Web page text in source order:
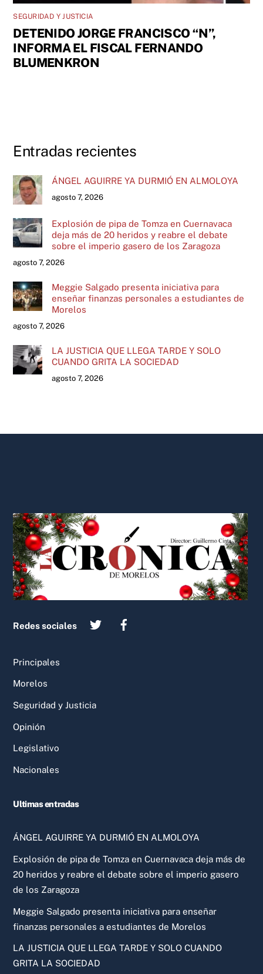
SEGURIDAD Y JUSTICIA
DETENIDO JORGE FRANCISCO “N”,
INFORMA EL FISCAL FERNANDO
BLUMENKRON
Entradas recientes
ÁNGEL AGUIRRE YA DURMIÓ EN ALMOLOYA
agosto 7, 2026
Explosión de pipa de Tomza en Cuernavaca
deja más de 20 heridos y reabre el debate
sobre el imperio gasero de los Zaragoza
agosto 7, 2026
Meggie Salgado presenta iniciativa para
enseñar finanzas personales a estudiantes de
Morelos
agosto 7, 2026
LA JUSTICIA QUE LLEGA TARDE Y SOLO
CUANDO GRITA LA SOCIEDAD
agosto 7, 2026
To
Top
Redes sociales
Principales
Morelos
Seguridad y Justicia
Opinión
Legislativo
Nacionales
Ultimas entradas
ÁNGEL AGUIRRE YA DURMIÓ EN ALMOLOYA
Explosión de pipa de Tomza en Cuernavaca deja más de
20 heridos y reabre el debate sobre el imperio gasero
de los Zaragoza
Meggie Salgado presenta iniciativa para enseñar
finanzas personales a estudiantes de Morelos
LA JUSTICIA QUE LLEGA TARDE Y SOLO CUANDO
GRITA LA SOCIEDAD